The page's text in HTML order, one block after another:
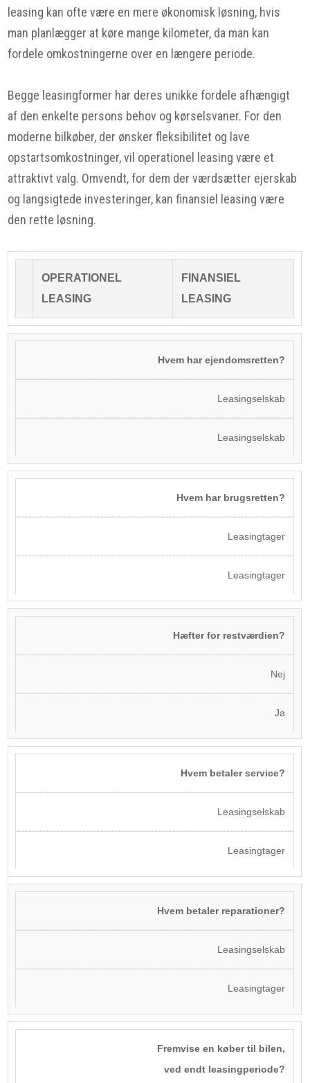
leasing kan ofte være en mere økonomisk løsning, hvis
man planlægger at køre mange kilometer, da man kan
fordele omkostningerne over en længere periode.
Begge leasingformer har deres unikke fordele afhængigt
af den enkelte persons behov og kørselsvaner. For den
moderne bilkøber, der ønsker fleksibilitet og lave
opstartsomkostninger, vil operationel leasing være et
attraktivt valg. Omvendt, for dem der værdsætter ejerskab
og langsigtede investeringer, kan finansiel leasing være
den rette løsning.
OPERATIONEL
LEASING
FINANSIEL
LEASING
Hvem har ejendomsretten?
Leasingselskab
Leasingselskab
Hvem har brugsretten?
Leasingtager
Leasingtager
Hæfter for restværdien?
Nej
Ja
Hvem betaler service?
Leasingselskab
Leasingtager
Hvem betaler reparationer?
Leasingselskab
Leasingtager
Fremvise en køber til bilen,
ved endt leasingperiode?